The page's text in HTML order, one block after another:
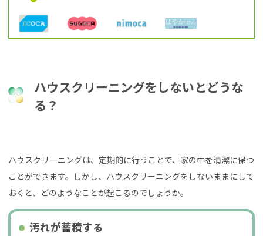
ハウスクリーニングをしないとどうな
る？
ハウスクリーニングは、定期的に行うことで、家の中を清潔に保つ
ことができます。しかし、ハウスクリーニングをしないままにして
おくと、どのようなことが起こるのでしょうか。
汚れが蓄積する